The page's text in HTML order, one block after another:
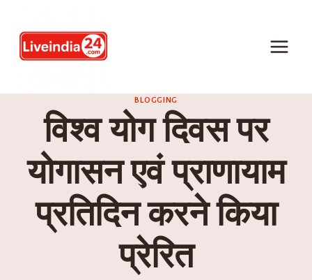
BLOGGING
विश्व योग दिवस पर
योगासन एवं प्राणायाम
प्रतिदिन करने किया
प्रेरित